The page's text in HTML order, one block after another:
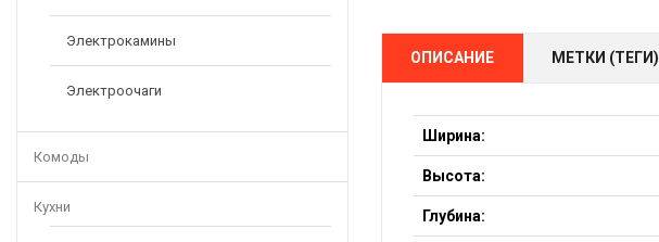
Электрокамины
Электроочаги
Комоды
Кухни
ОПИСАНИЕ МЕТКИ (ТЕГИ)
Ширина:
Высота:
Глубина: